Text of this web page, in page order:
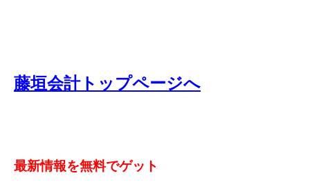
藤垣会計トップページへ
最新情報を無料でゲット